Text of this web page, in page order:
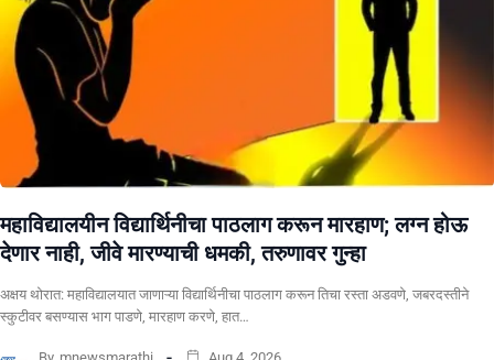
महाविद्यालयीन विद्यार्थिनीचा पाठलाग करून मारहाण; लग्न होऊ
देणार नाही, जीवे मारण्याची धमकी, तरुणावर गुन्हा
अक्षय थोरात: महाविद्यालयात जाणाऱ्या विद्यार्थिनीचा पाठलाग करून तिचा रस्ता अडवणे, जबरदस्तीने
स्कुटीवर बसण्यास भाग पाडणे, मारहाण करणे, हात…